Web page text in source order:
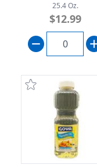
25.4 Oz.
$12.99